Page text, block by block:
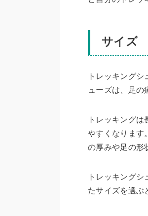
サイズ
トレッキング
ューズは、足の
トレッキング
やすくなります
の厚みや足の形
トレッキング
たサイズを選ぶ